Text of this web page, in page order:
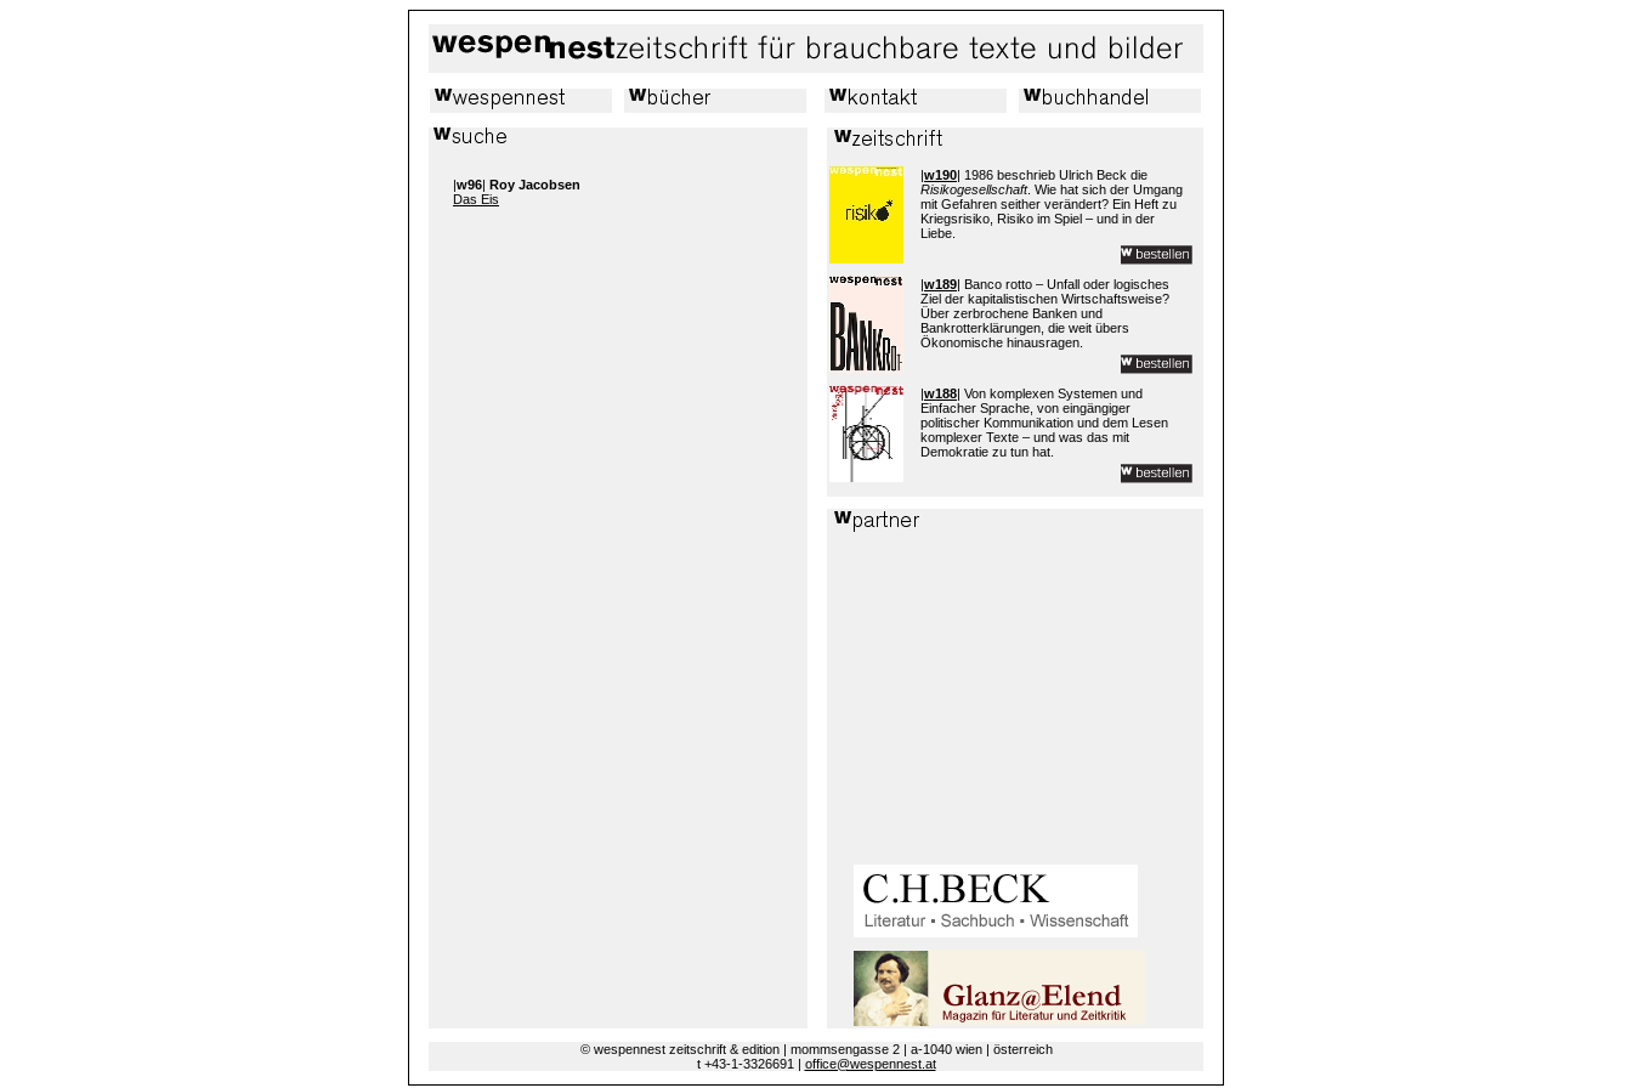
|w96| Roy Jacobsen
Das Eis
|w190| 1986 beschrieb Ulrich Beck die
Risikogesellschaft. Wie hat sich der Umgang
mit Gefahren seither verändert? Ein Heft zu
Kriegsrisiko, Risiko im Spiel – und in der
Liebe.
|w189| Banco rotto – Unfall oder logisches
Ziel der kapitalistischen Wirtschaftsweise?
Über zerbrochene Banken und
Bankrotterklärungen, die weit übers
Ökonomische hinausragen.
|w188| Von komplexen Systemen und
Einfacher Sprache, von eingängiger
politischer Kommunikation und dem Lesen
komplexer Texte – und was das mit
Demokratie zu tun hat.
© wespennest zeitschrift & edition | mommsengasse 2 | a-1040 wien | österreich
t +43-1-3326691 | office@wespennest.at